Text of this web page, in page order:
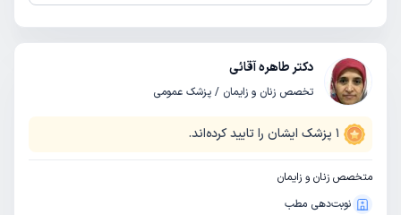
دکتر طاهره آقائی
تخصص زنان و زایمان / پزشک عمومی
1 پزشک ایشان را تایید کرده‌اند.
متخصص زنان و زایمان
نوبت‌دهی مطب